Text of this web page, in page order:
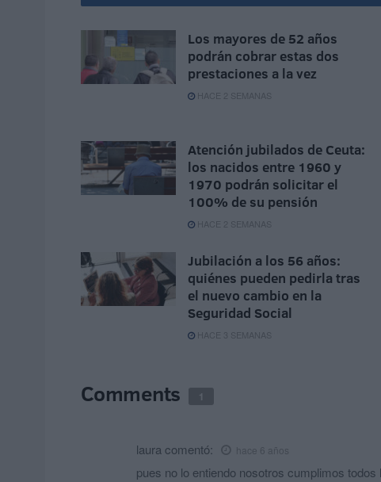
Los mayores de 52 años
podrán cobrar estas dos
prestaciones a la vez
HACE 2 SEMANAS
Atención jubilados de Ceuta:
los nacidos entre 1960 y
1970 podrán solicitar el
100% de su pensión
HACE 2 SEMANAS
Jubilación a los 56 años:
quiénes pueden pedirla tras
el nuevo cambio en la
Seguridad Social
HACE 3 SEMANAS
Comments 1
laura comentó: hace 6 años
pues no lo entiendo nosotros cumplimos